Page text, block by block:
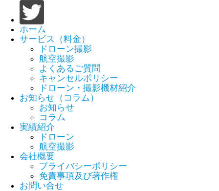
ホーム
サービス（料金）
ドローン撮影
航空撮影
よくあるご質問
キャンセルポリシー
ドローン・撮影機材紹介
お知らせ（コラム）
お知らせ
コラム
実績紹介
ドローン
航空撮影
会社概要
プライバシーポリシー
免責事項及び著作権
お問い合せ